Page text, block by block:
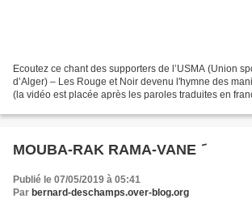
Ecoutez ce chant des supporters de l’USMA (Union
d’Alger) – Les Rouge et Noir devenu l'hymne des
(la vidéo est placée après les paroles traduites en
Publié le 07/05/2019 à 05:41
Par bernard-deschamps.over-blog.org